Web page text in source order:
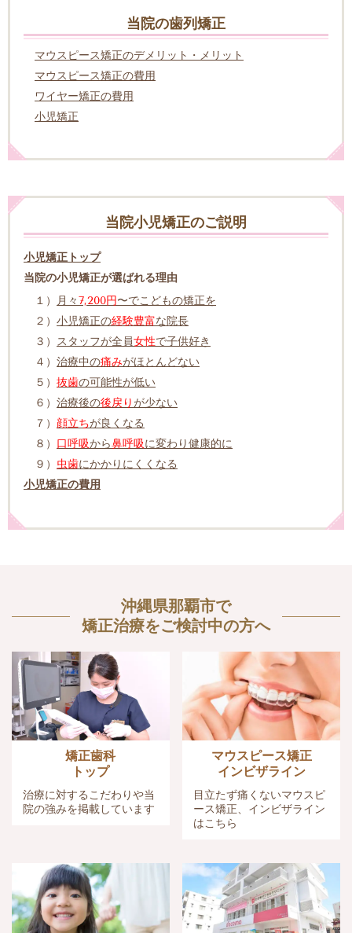
当院の歯列矯正
マウスピース矯正のデメリット・メリット
マウスピース矯正の費用
ワイヤー矯正の費用
小児矯正
当院小児矯正のご説明
小児矯正トップ
当院の小児矯正が選ばれる理由
１）
月々7,200円〜でこどもの矯正を
２） 小児矯正の経験豊富な院長
３） スタッフが全員女性で子供好き
４） 治療中の痛みがほとんどない
５） 抜歯の可能性が低い
６） 治療後の後戻りが少ない
７） 顔立ちが良くなる
８） 口呼吸から鼻呼吸に変わり健康的に
９） 虫歯にかかりにくくなる
小児矯正の費用
沖縄県那覇市で
矯正治療をご検討中の方へ
矯正歯科
トップ
治療に対するこだわりや当
院の強みを掲載しています
マウスピース矯正
インビザライン
目立たず痛くないマウスピ
ース矯正、インビザライン
はこちら